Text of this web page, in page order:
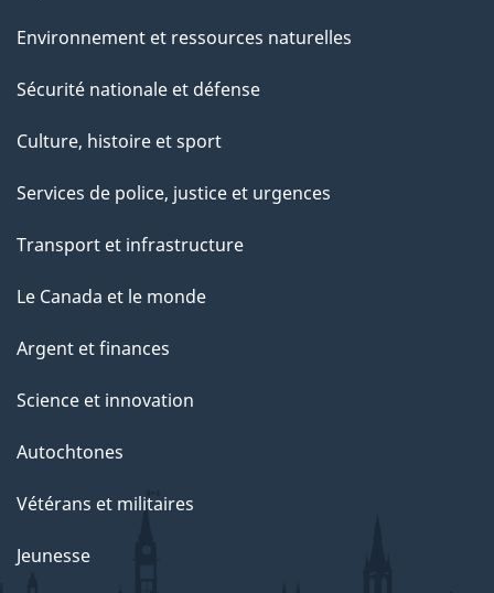
Environnement et ressources naturelles
Sécurité nationale et défense
Culture, histoire et sport
Services de police, justice et urgences
Transport et infrastructure
Le Canada et le monde
Argent et finances
Science et innovation
Autochtones
Vétérans et militaires
Jeunesse